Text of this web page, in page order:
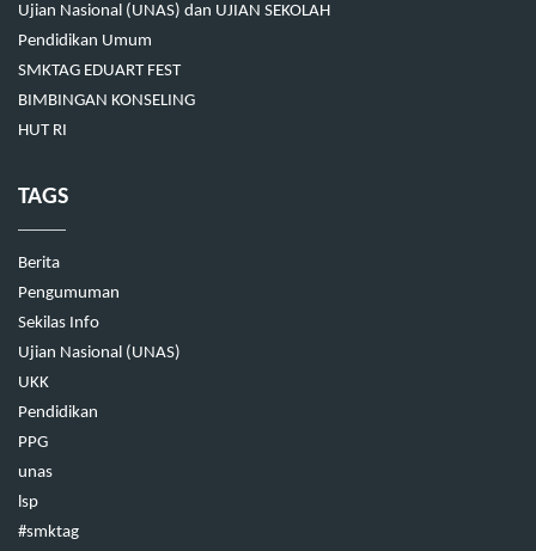
Ujian Nasional (UNAS) dan UJIAN SEKOLAH
Pendidikan Umum
SMKTAG EDUART FEST
BIMBINGAN KONSELING
HUT RI
TAGS
Berita
Pengumuman
Sekilas Info
Ujian Nasional (UNAS)
UKK
Pendidikan
PPG
unas
lsp
#smktag